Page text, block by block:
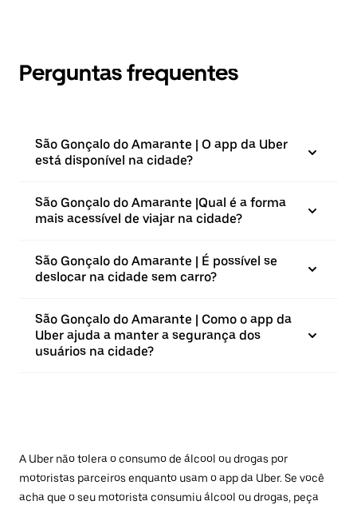
Perguntas frequentes
São Gonçalo do Amarante | O app da Uber
está disponível na cidade?
São Gonçalo do Amarante |⁠Qual é a forma
mais acessível de viajar na cidade?
São Gonçalo do Amarante | É possível se
deslocar na cidade sem carro?
São Gonçalo do Amarante | Como o app da
Uber ajuda a manter a segurança dos
usuários na cidade?
A Uber não tolera o consumo de álcool ou drogas por
motoristas parceiros enquanto usam o app da Uber. Se você
acha que o seu motorista consumiu álcool ou drogas, peça